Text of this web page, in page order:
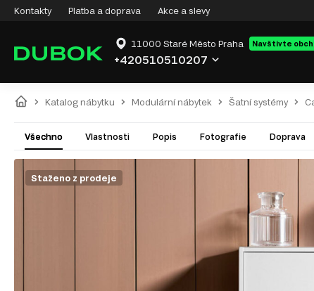
Kontakty Platba a doprava Akce a slevy
11000 Staré Město Praha Navštivte
+420510510207
Katalog nábytku Modulární nábytek Šatní systémy
Všechno Vlastnosti Popis Fotografie Doprava
Staženo z prodeje